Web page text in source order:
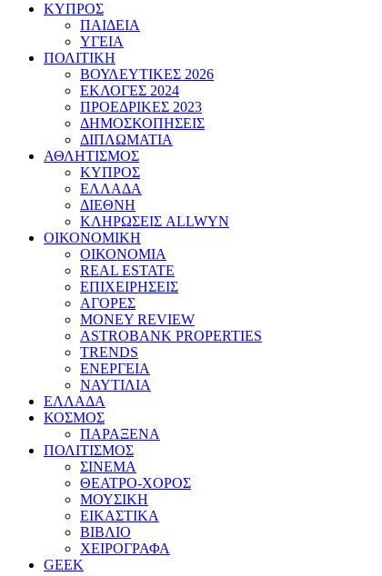
ΚΥΠΡΟΣ
ΠΑΙΔΕΙΑ
ΥΓΕΙΑ
ΠΟΛΙΤΙΚΗ
ΒΟΥΛΕΥΤΙΚΕΣ 2026
ΕΚΛΟΓΕΣ 2024
ΠΡΟΕΔΡΙΚΕΣ 2023
ΔΗΜΟΣΚΟΠΗΣΕΙΣ
ΔΙΠΛΩΜΑΤΙΑ
ΑΘΛΗΤΙΣΜΟΣ
ΚΥΠΡΟΣ
ΕΛΛΑΔΑ
ΔΙΕΘΝΗ
ΚΛΗΡΩΣΕΙΣ ALLWYN
ΟΙΚΟΝΟΜΙΚΗ
ΟΙΚΟΝΟΜΙΑ
REAL ESTATE
ΕΠΙΧΕΙΡΗΣΕΙΣ
ΑΓΟΡΕΣ
MONEY REVIEW
ASTROBANK PROPERTIES
TRENDS
ΕΝΕΡΓΕΙΑ
ΝΑΥΤΙΛΙΑ
ΕΛΛΑΔΑ
ΚΟΣΜΟΣ
ΠΑΡΑΞΕΝΑ
ΠΟΛΙΤΙΣΜΟΣ
ΣΙΝΕΜΑ
ΘΕΑΤΡΟ-ΧΟΡΟΣ
ΜΟΥΣΙΚΗ
ΕΙΚΑΣΤΙΚΑ
ΒΙΒΛΙΟ
ΧΕΙΡΟΓΡΑΦΑ
GEEK